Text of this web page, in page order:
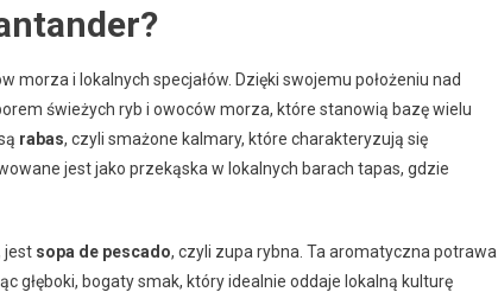
i lokalnych specjałów. Dzięki swojemu położeniu nad
świeżych ryb i owoców morza, które stanowią bazę wielu
rabas, czyli smażone kalmary, które charakteryzują się
jest jako przekąska w lokalnych barach tapas, gdzie
jest sopa de pescado, czyli zupa rybna. Ta aromatyczna potrawa
głęboki, bogaty smak, który idealnie oddaje lokalną kulturę